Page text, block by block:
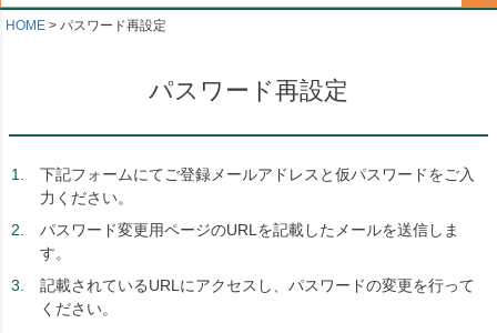
HOME パスワード再設定
パスワード再設定
下記フォームにてご登録メールアドレスと仮パスワードをご入
力ください。
パスワード変更用ページのURLを記載したメールを送信しま
す。
記載されているURLにアクセスし、パスワードの変更を行って
ください。